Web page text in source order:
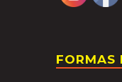
FORMAS